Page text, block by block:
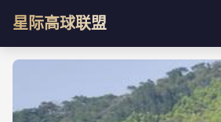
星际高球联盟